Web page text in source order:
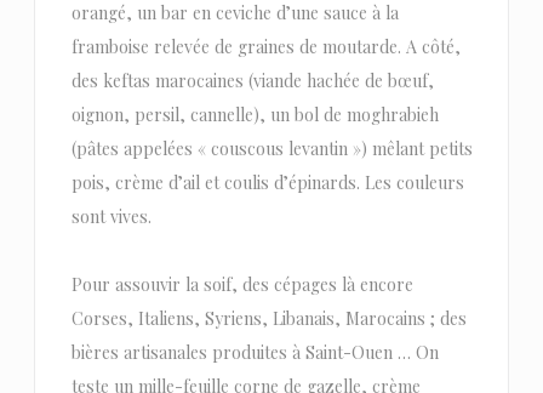
orangé, un bar en ceviche d’une sauce à la
framboise relevée de graines de moutarde. A côté,
des keftas marocaines (viande hachée de bœuf,
oignon, persil, cannelle), un bol de moghrabieh
(pâtes appelées « couscous levantin ») mêlant petits
pois, crème d’ail et coulis d’épinards. Les couleurs
sont vives.
Pour assouvir la soif, des cépages là encore
Corses, Italiens, Syriens, Libanais, Marocains ; des
bières artisanales produites à Saint-Ouen … On
teste un mille-feuille corne de gazelle, crème